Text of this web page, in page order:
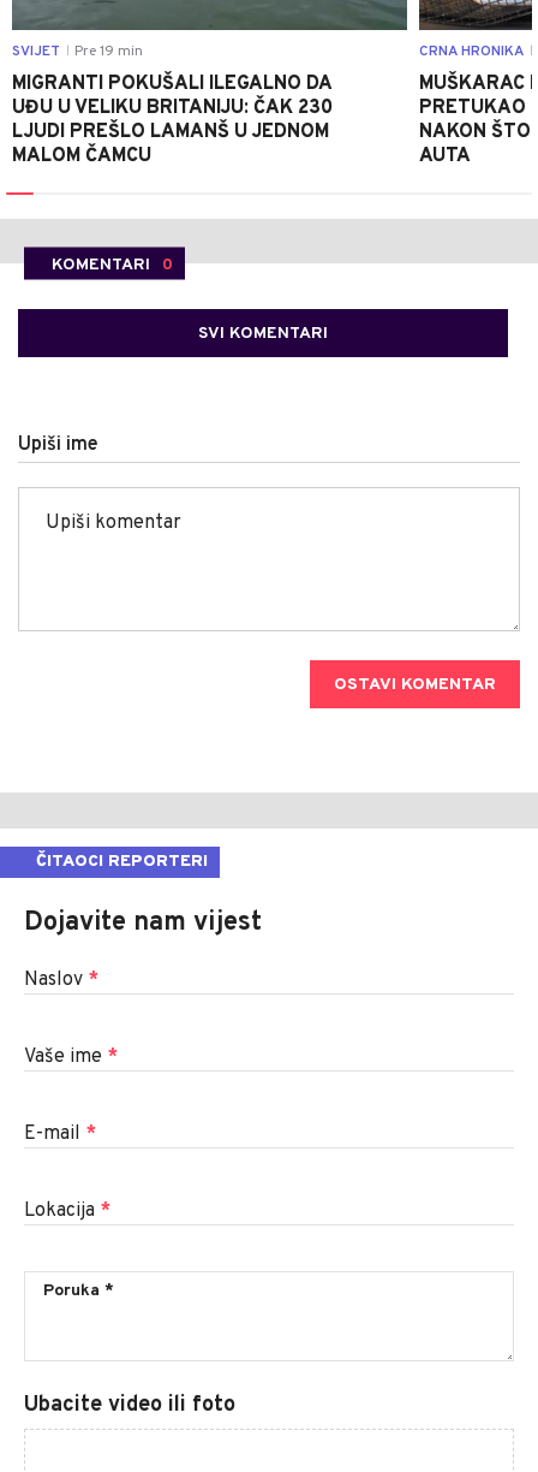
SVIJET Pre 19 min
MIGRANTI POKUŠALI ILEGALNO DA
UĐU U VELIKU BRITANIJU: ČAK 230
LJUDI PREŠLO LAMANŠ U JEDNOM
MALOM ČAMCU
CRNA HRONIKA
MUŠKARAC
PRETUKAO
NAKON ŠTO
AUTA
KOMENTARI 0
SVI KOMENTARI
Upiši ime
OSTAVI KOMENTAR
ČITAOCI REPORTERI
Dojavite nam vijest
Naslov *
Vaše ime *
E-mail *
Lokacija *
Ubacite video ili foto